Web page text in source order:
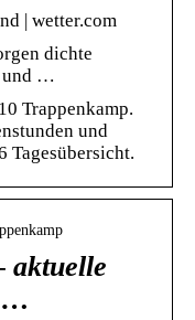
| wetter.com
dichte
und …
Trappenkamp.
und
Tagesübersicht.
aktuelle
…